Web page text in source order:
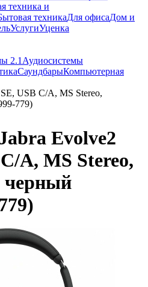
техника и
техникаДля офисаДом и
УслугиУценка
2.1 Аудиосистемы
СаундбарыКомпьютерная
USB C/A, MS Stereo,
779)
Evolve2
A, MS Stereo,
черный